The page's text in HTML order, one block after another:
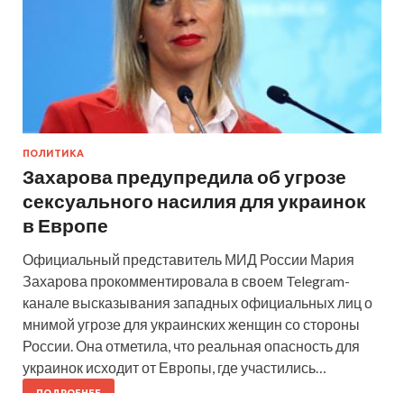
ПОЛИТИКА
Захарова предупредила об угрозе
сексуального насилия для украинок
в Европе
Официальный представитель МИД России Мария
Захарова прокомментировала в своем Telegram-
канале высказывания западных официальных лиц о
мнимой угрозе для украинских женщин со стороны
России. Она отметила, что реальная опасность для
украинок исходит от Европы, где участились…